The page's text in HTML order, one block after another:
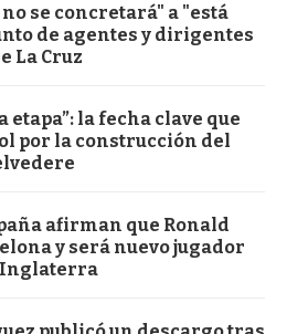
se concretará" a "está
de agentes y dirigentes
La Cruz
etapa”: la fecha clave que
por la construcción del
afirman que Ronald
y será nuevo jugador
Inglaterra